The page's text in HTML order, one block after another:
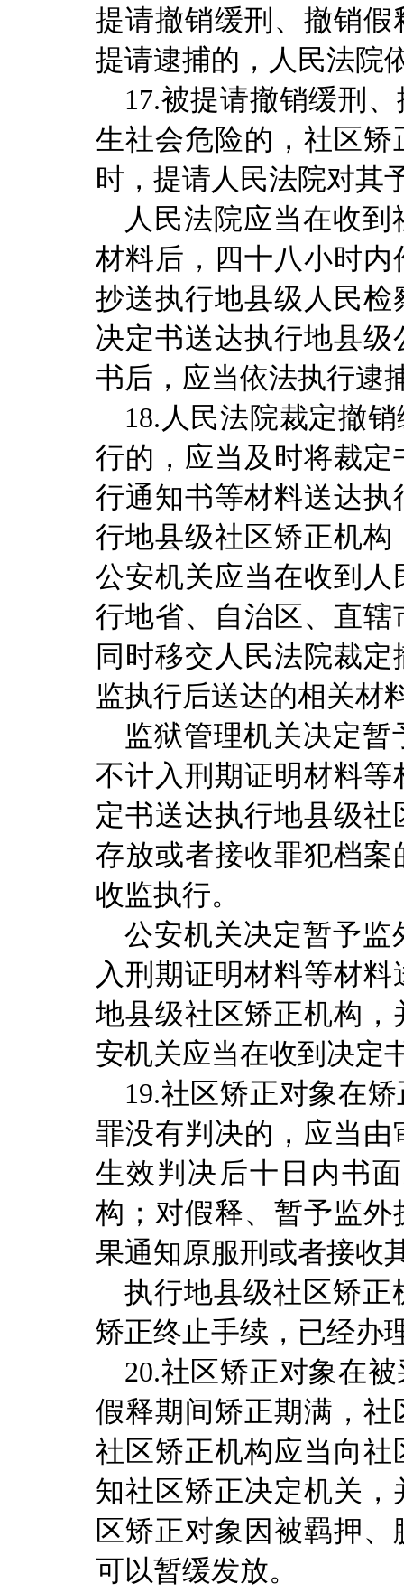
提请撤销缓刑、撤销
提请逮捕的，人民法院
17.被提请撤销缓刑
生社会危险的，社区
时，提请人民法院对其
人民法院应当在收
材料后，四十八小时
抄送执行地县级人民
决定书送达执行地县
书后，应当依法执行逮
18.人民法院裁定撤
行的，应当及时将裁
行通知书等材料送达
行地县级社区矫正机
公安机关应当在收到
行地省、自治区、直
同时移交人民法院裁
监执行后送达的相关材
监狱管理机关决定
不计入刑期证明材料
定书送达执行地县级
存放或者接收罪犯档
收监执行。
公安机关决定暂予
入刑期证明材料等材
地县级社区矫正机构
安机关应当在收到决定
19.社区矫正对象在
罪没有判决的，应当
生效判决后十日内书
构；对假释、暂予监
果通知原服刑或者接收
执行地县级社区矫
矫正终止手续，已经办
20.社区矫正对象在
假释期间矫正期满，
社区矫正机构应当向
知社区矫正决定机关
区矫正对象因被羁押
可以暂缓发放。